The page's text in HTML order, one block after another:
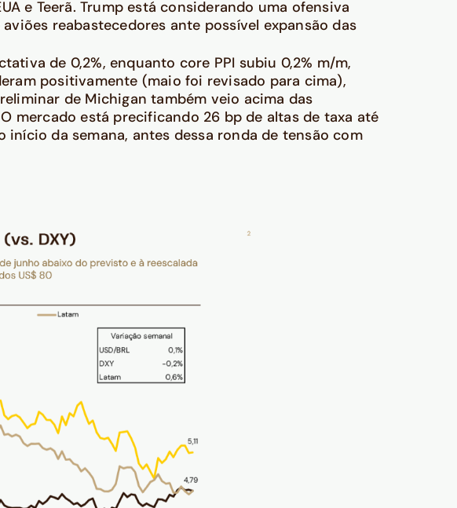
e Teerã. Trump está considerando uma ofensiva
reabastecedores ante possível expansão das
de 0,2%, enquanto core PPI subiu 0,2% m/m,
positivamente (maio foi revisado para cima),
de Michigan também veio acima das
mercado está precificando 26 bp de altas de taxa até
da semana, antes dessa ronda de tensão com